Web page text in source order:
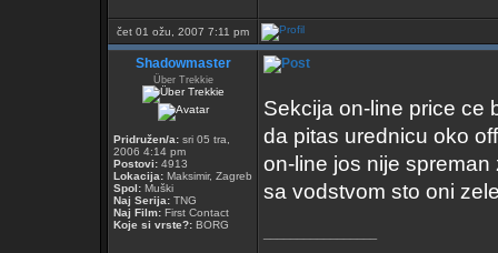
čet 01 ožu, 2007 7:11 pm
Shadowmaster
Über Trekkie
Pridružen/a: sri 05 tra,
2006 4:14 pm
Postovi: 4913
Lokacija: Maksimir, Zagreb
Spol: Muški
Naj Serija: TNG
Naj Film: First Contact
Koje si vrste?: BORG
Sekcija on-line price ce
da pitas urednicu oko
on-line jos nije
sa vodstvom sto oni